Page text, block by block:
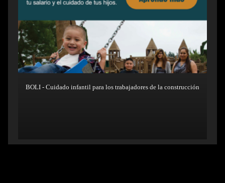
BOLI - Cuidado infantil para los trabajadores de la construcción